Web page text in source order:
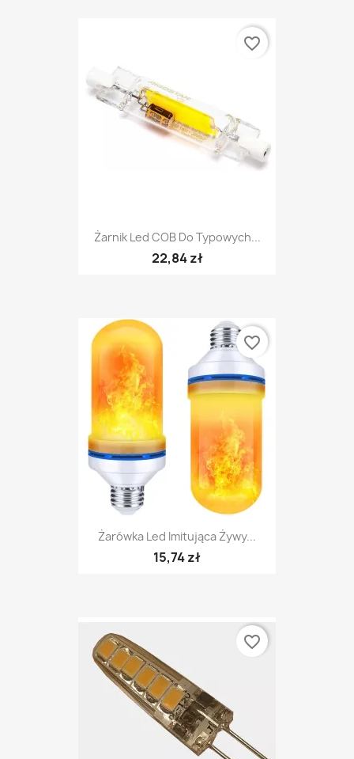
Żarnik Led COB Do Typowych...
22,84 zł
favorite_border
Żarówka Led Imitująca Żywy...
15,74 zł
favorite_border
favorite_border